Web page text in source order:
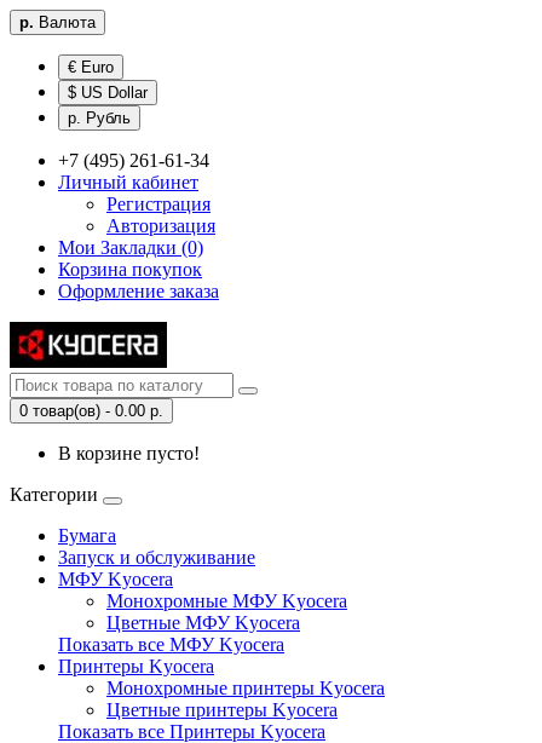
р. Валюта
€ Euro
$ US Dollar
р. Рубль
+7 (495) 261-61-34
Личный кабинет
Регистрация
Авторизация
Мои Закладки (0)
Корзина покупок
Оформление заказа
0 товар(ов) - 0.00 р.
В корзине пусто!
Категории
Бумага
Запуск и обслуживание
МФУ Kyocera
Монохромные МФУ Kyocera
Цветные МФУ Kyocera
Показать все МФУ Kyocera
Принтеры Kyocera
Монохромные принтеры Kyocera
Цветные принтеры Kyocera
Показать все Принтеры Kyocera